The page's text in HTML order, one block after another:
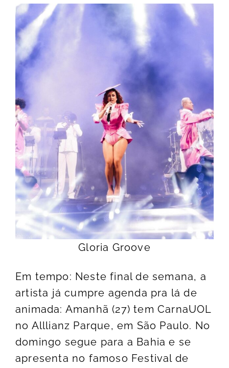
Gloria Groove
Em tempo: Neste final de semana, a
artista já cumpre agenda pra lá de
animada: Amanhã (27) tem CarnaUOL
no Alllianz Parque, em São Paulo. No
domingo segue para a Bahia e se
apresenta no famoso Festival de